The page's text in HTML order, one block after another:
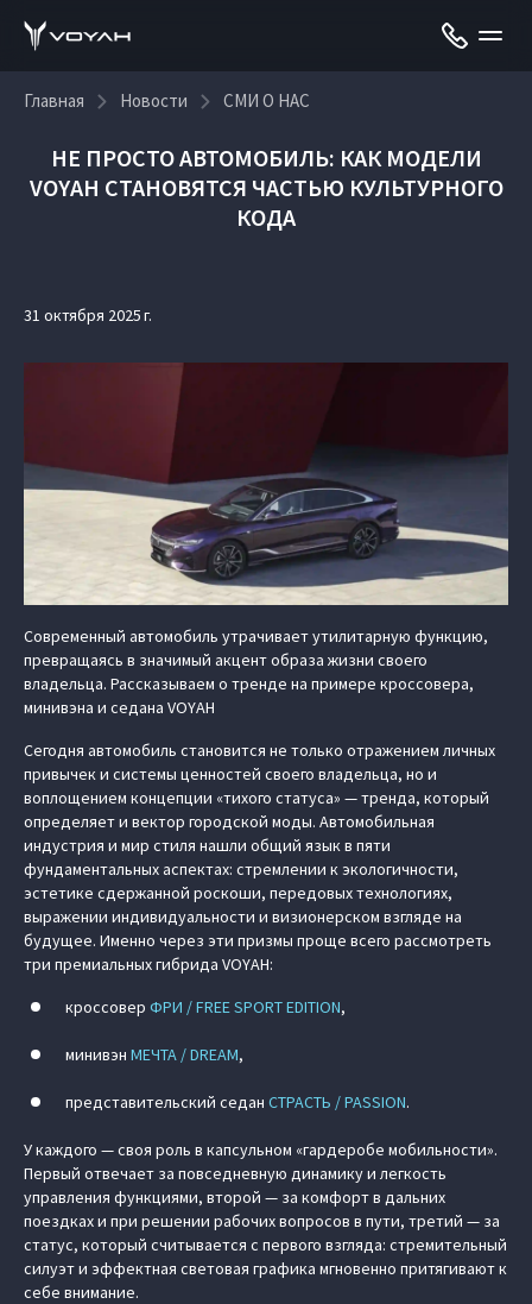
Главная Новости СМИ О НАС
НЕ ПРОСТО АВТОМОБИЛЬ: КАК МОДЕЛИ
VOYAH СТАНОВЯТСЯ ЧАСТЬЮ КУЛЬТУРНОГО
КОДА
31 октября 2025 г.
Современный автомобиль утрачивает утилитарную функцию,
превращаясь в значимый акцент образа жизни своего
владельца. Рассказываем о тренде на примере кроссовера,
минивэна и седана VOYAH
Сегодня автомобиль становится не только отражением личных
привычек и системы ценностей своего владельца, но и
воплощением концепции «тихого статуса» — тренда, который
определяет и вектор городской моды. Автомобильная
индустрия и мир стиля нашли общий язык в пяти
фундаментальных аспектах: стремлении к экологичности,
эстетике сдержанной роскоши, передовых технологиях,
выражении индивидуальности и визионерском взгляде на
будущее. Именно через эти призмы проще всего рассмотреть
три премиальных гибрида VOYAH:
кроссовер ФРИ / FREE SPORT EDITION,
минивэн МЕЧТА / DREAM,
представительский седан СТРАСТЬ / PASSION.
У каждого — своя роль в капсульном «гардеробе мобильности».
Первый отвечает за повседневную динамику и легкость
управления функциями, второй — за комфорт в дальних
поездках и при решении рабочих вопросов в пути, третий — за
статус, который считывается с первого взгляда: стремительный
силуэт и эффектная световая графика мгновенно притягивают к
себе внимание.